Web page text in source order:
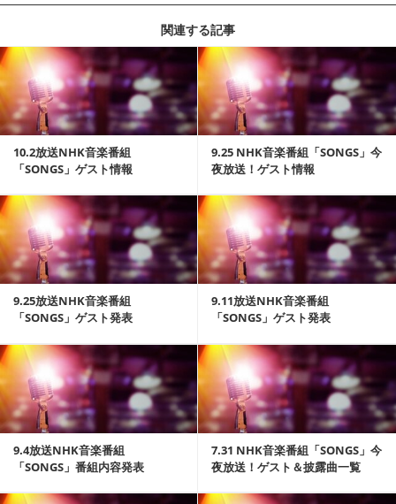
関連する記事
10.2放送NHK音楽番組
「SONGS」ゲスト情報
9.25 NHK音楽番組「SONGS」今
夜放送！ゲスト情報
記事を読む
9.25放送NHK音楽番組
「SONGS」ゲスト発表
9.11放送NHK音楽番組
「SONGS」ゲスト発表
記事を読む
9.4放送NHK音楽番組
「SONGS」番組内容発表
7.31 NHK音楽番組「SONGS」今
夜放送！ゲスト＆披露曲一覧
記事を読む